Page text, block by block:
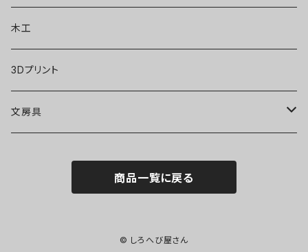
木工
3Dプリント
文房具
商品一覧に戻る
© しろへび屋さん